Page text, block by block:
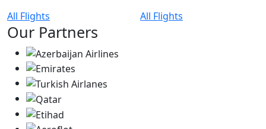
All Flights
All Flights
Our Partners